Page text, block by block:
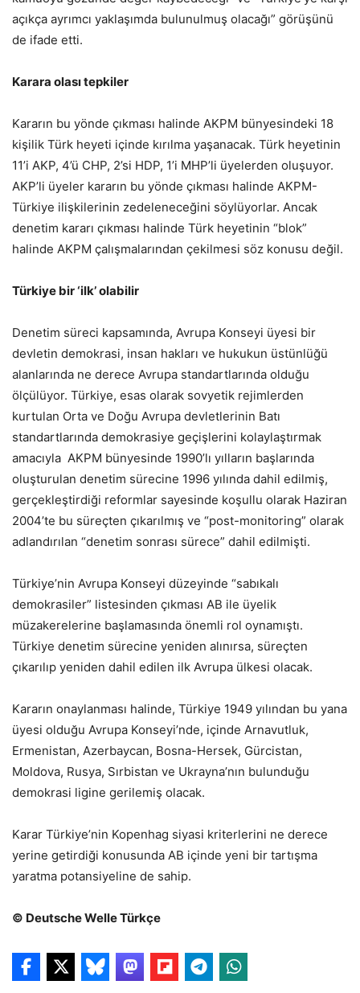
açıkça ayrımcı yaklaşımda bulunulmuş olacağı” görüşünü
de ifade etti.
Karara olası tepkiler
Kararın bu yönde çıkması halinde AKPM bünyesindeki 18
kişilik Türk heyeti içinde kırılma yaşanacak. Türk heyetinin
11’i AKP, 4’ü CHP, 2’si HDP, 1’i MHP’li üyelerden oluşuyor.
AKP’li üyeler kararın bu yönde çıkması halinde AKPM-
Türkiye ilişkilerinin zedeleneceğini söylüyorlar. Ancak
denetim kararı çıkması halinde Türk heyetinin “blok”
halinde AKPM çalışmalarından çekilmesi söz konusu değil.
Türkiye bir ‘ilk’ olabilir
Denetim süreci kapsamında, Avrupa Konseyi üyesi bir
devletin demokrasi, insan hakları ve hukukun üstünlüğü
alanlarında ne derece Avrupa standartlarında olduğu
ölçülüyor. Türkiye, esas olarak sovyetik rejimlerden
kurtulan Orta ve Doğu Avrupa devletlerinin Batı
standartlarında demokrasiye geçişlerini kolaylaştırmak
amacıyla AKPM bünyesinde 1990’lı yılların başlarında
oluşturulan denetim sürecine 1996 yılında dahil edilmiş,
gerçekleştirdiği reformlar sayesinde koşullu olarak Haziran
2004’te bu süreçten çıkarılmış ve “post-monitoring” olarak
adlandırılan “denetim sonrası sürece” dahil edilmişti.
Türkiye’nin Avrupa Konseyi düzeyinde “sabıkalı
demokrasiler” listesinden çıkması AB ile üyelik
müzakerelerine başlamasında önemli rol oynamıştı.
Türkiye denetim sürecine yeniden alınırsa, süreçten
çıkarılıp yeniden dahil edilen ilk Avrupa ülkesi olacak.
Kararın onaylanması halinde, Türkiye 1949 yılından bu yana
üyesi olduğu Avrupa Konseyi’nde, içinde Arnavutluk,
Ermenistan, Azerbaycan, Bosna-Hersek, Gürcistan,
Moldova, Rusya, Sırbistan ve Ukrayna’nın bulunduğu
demokrasi ligine gerilemiş olacak.
Karar Türkiye’nin Kopenhag siyasi kriterlerini ne derece
yerine getirdiği konusunda AB içinde yeni bir tartışma
yaratma potansiyeline de sahip.
© Deutsche Welle Türkçe